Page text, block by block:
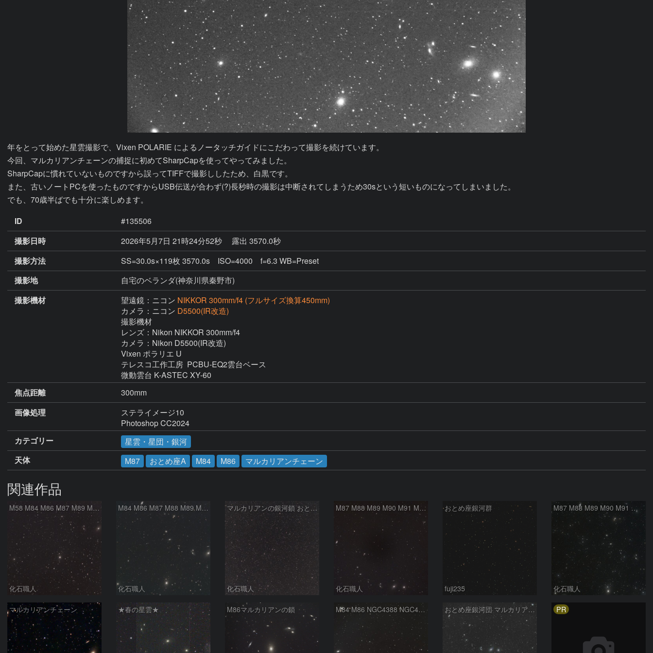
年をとって始めた星雲撮影で、Vixen POLARIE によるノータッチガイドにこだわって撮影を続けています。
今回、マルカリアンチェーンの捕捉に初めてSharpCapを使ってやってみました。
SharpCapに慣れていないものですから誤ってTIFFで撮影ししたため、白黒です。
また、古いノートPCを使ったものですからUSB伝送が合わず(?)長秒時の撮影は中断されてしまうため30sという短いものになってしまいました。
でも、70歳半ばでも十分に楽しめます。
ID
#135506
撮影日時
2026年5月7日 21時24分52秒
露出 3570.0秒
撮影方法
SS=30.0s×119枚 3570.0s ISO=4000 f=6.3 WB=Preset
撮影地
自宅のベランダ(神奈川県秦野市)
撮影機材
望遠鏡：ニコン NIKKOR 300mm/f4 (フルサイズ換算450mm)
カメラ：ニコン D5500(IR改造)
撮影機材
レンズ：Nikon NIKKOR 300mm/f4
カメラ：Nikon D5500(IR改造)
Vixen ポラリエ U
テレスコ工作工房  PCBU-EQ2雲台ベース
微動雲台 K-ASTEC XY-60
焦点距離
300mm
画像処理
ステライメージ10
Photoshop CC2024
カテゴリー
星雲・星団・銀河
天体
M87 おとめ座A M84 M86 マルカリアンチェーン
関連作品
M58 M84 M86 M87 M89 M90 マルカリアンの銀河鎖 おとめ座 かみのけ座
化石職人
M84 M86 M87 M88 M89 M90 M91 マルカリアンの銀河鎖 おとめ座 かみのけ座
化石職人
マルカリアンの銀河鎖 おとめ座・ かみのけ座の銀河
化石職人
M87 M88 M89 M90 M91 M100 マルカリアンの銀河鎖 おとめ座 かみのけ座
化石職人
おとめ座銀河群
fuji235
M87 M88 M89 M90 M91 マルカリアンの銀河鎖 おとめ座 かみのけ座
化石職人
マルカリアンチェーン ★春の星雲★ M86マルカリアンの鎖 M84 M86 NGC4388 NGC4435 NGC4438 NGC4461 NGC4473 NGC4477 マルカリアンの銀河鎖 おとめ座 おとめ座銀河団 マルカリアンチェーン PR